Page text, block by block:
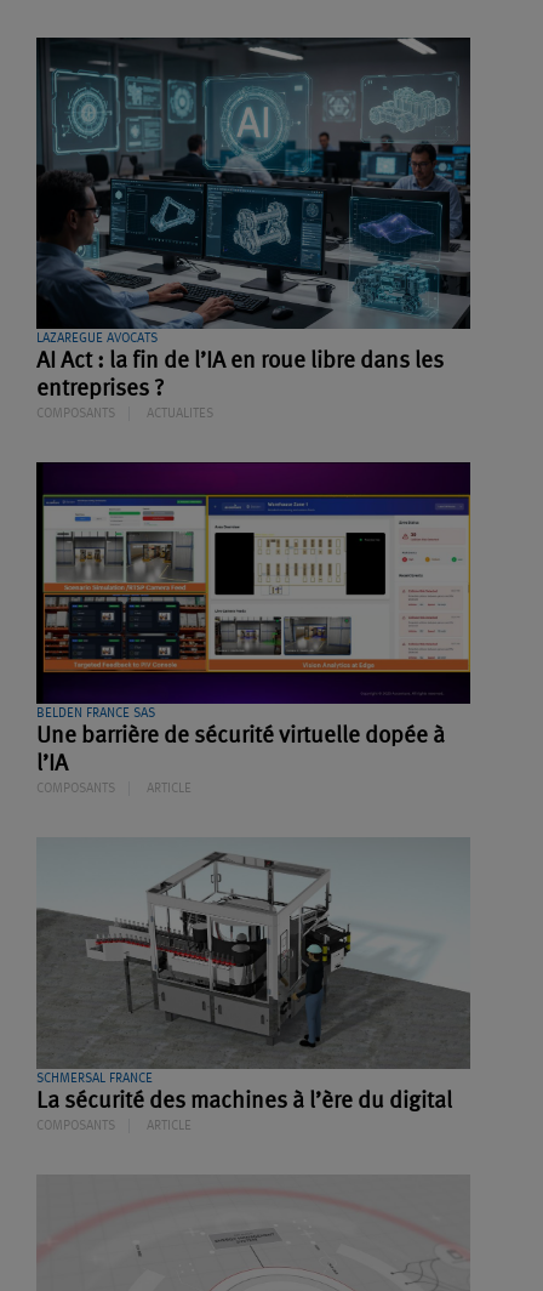
LAZAREGUE AVOCATS
AI Act : la fin de l’IA en roue libre dans les
entreprises ?
COMPOSANTS ACTUALITES
BELDEN FRANCE SAS
Une barrière de sécurité virtuelle dopée à
l’IA
COMPOSANTS ARTICLE
SCHMERSAL FRANCE
La sécurité des machines à l’ère du digital
COMPOSANTS ARTICLE